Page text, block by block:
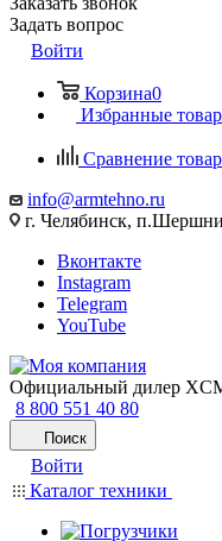
Задать вопрос
Войти
Корзина0
Избранные
Сравнение
info@armtehno.ru
г. Челябинск,
Вконтакте
Instagram
Telegram
YouTube
Официальный дилер
8 800 551 40 80
Поиск
Войти
Каталог техники